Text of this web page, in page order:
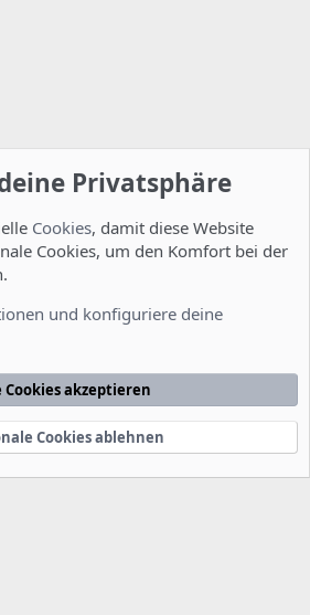
Datenschutzerklärung
® © 2010-2022 XenForo Ltd.
Privatsphäre
Cookies, damit diese Website
Cookies, um den Komfort bei der
und konfiguriere deine
Cookies akzeptieren
Cookies ablehnen